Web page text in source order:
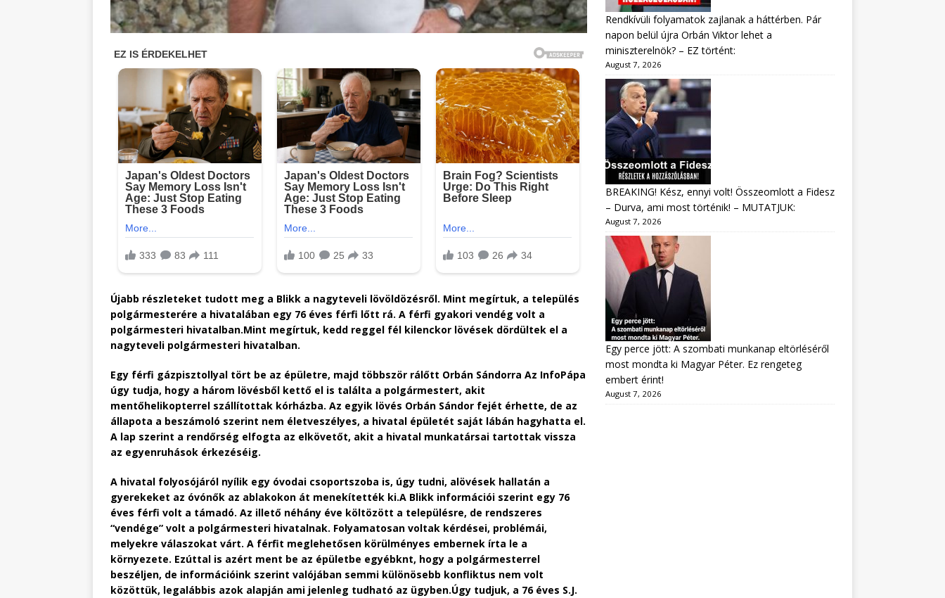
Újabb részleteket tudott meg a Blikk a nagyteveli lövöldözésről. Mint megírtuk, a település
polgármesterére a hivatalában egy 76 éves férfi lőtt rá. A férfi gyakori vendég volt a
polgármesteri hivatalban.Mint megírtuk, kedd reggel fél kilenckor lövések dördültek el a
nagyteveli polgármesteri hivatalban.
Egy férfi gázpisztollyal tört be az épületre, majd többször rálőtt Orbán Sándorra Az InfoPápa
úgy tudja, hogy a három lövésből kettő el is találta a polgármestert, akit
mentőhelikopterrel szállítottak kórházba. Az egyik lövés Orbán Sándor fejét érhette, de az
állapota a beszámoló szerint nem életveszélyes, a hivatal épületét saját lábán hagyhatta el.
A lap szerint a rendőrség elfogta az elkövetőt, akit a hivatal munkatársai tartottak vissza
az egyenruhások érkezéséig.
A hivatal folyosójáról nyílik egy óvodai csoportszoba is, úgy tudni, alövések hallatán a
gyerekeket az óvónők az ablakokon át menekítették ki.A Blikk információi szerint egy 76
éves férfi volt a támadó. Az illető néhány éve költözött a településre, de rendszeres
“vendége” volt a polgármesteri hivatalnak. Folyamatosan voltak kérdései, problémái,
melyekre válaszokat várt. A férfit meglehetősen körülményes embernek írta le a
környezete. Ezúttal is azért ment be az épületbe egyébknt, hogy a polgármesterrel
beszéljen, de információink szerint valójában semmi különösebb konfliktus nem volt
közöttük, legalábbis azok alapján ami jelenleg tudható az ügyben.Úgy tudjuk, a 76 éves S.J.
Rendkívüli folyamatok zajlanak a háttérben. Pár
napon belül újra Orbán Viktor lehet a
miniszterelnök? – EZ történt:
August 7, 2026
BREAKING! Kész, ennyi volt! Összeomlott a Fidesz
– Durva, ami most történik! – MUTATJUK:
August 7, 2026
Egy perce jött: A szombati munkanap eltörléséről
most mondta ki Magyar Péter. Ez rengeteg
embert érint!
August 7, 2026